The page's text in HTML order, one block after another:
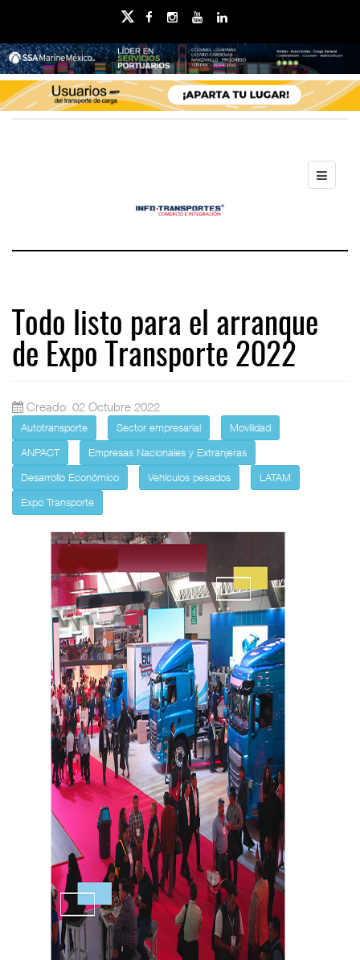
Todo listo para el arranque
de Expo Transporte 2022
Creado: 02 Octubre 2022
Autotransporte Sector empresarial
Movilidad
ANPACT
Empresas Nacionales y Extranjeras
Desarrollo Económico
Vehículos pesados
LATAM
Expo Transporte